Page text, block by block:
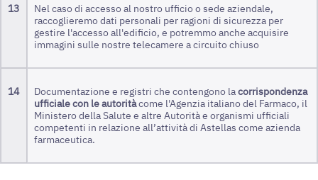
13
Nel caso di accesso al nostro ufficio o sede aziendale,
raccoglieremo dati personali per ragioni di sicurezza per
gestire l'accesso all'edificio, e potremmo anche acquisire
immagini sulle nostre telecamere a circuito chiuso
14 Documentazione e registri che contengono lacorrispondenza
ufficiale con le autoritàcome l'Agenzia italiano del Farmaco, il
Ministero della Salute e altre Autorità e organismi ufficiali
competenti in relazione all’attività di Astellas come azienda
farmaceutica.